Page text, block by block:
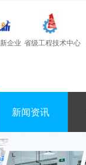
企业 省级工程技术中心
新闻资讯